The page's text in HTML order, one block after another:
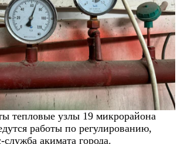
тепловые узлы 19 микрорайона
работы по регулированию,
служба акимата города.